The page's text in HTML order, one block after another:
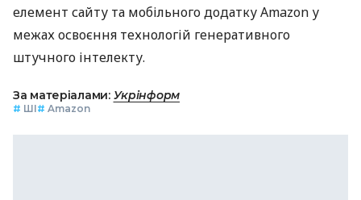
елемент сайту та мобільного додатку Amazon у
межах освоєння технологій генеративного
штучного інтелекту.
За матеріалами: Укрінформ
# ШІ# Amazon